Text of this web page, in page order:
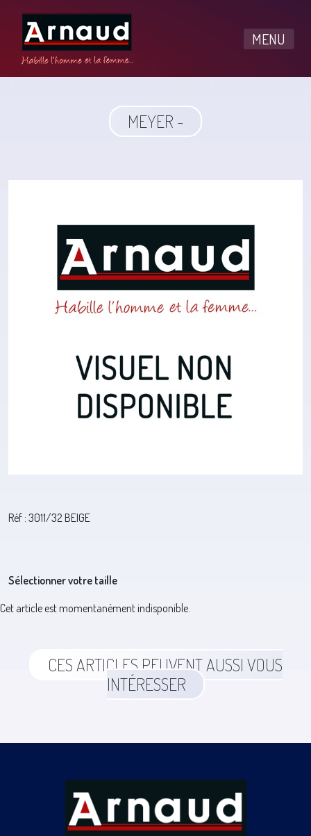
MENU
MEYER -
Réf : 3011/32 BEIGE
Sélectionner votre taille
Cet article est momentanément indisponible.
CES ARTICLES PEUVENT AUSSI VOUS
INTÉRESSER